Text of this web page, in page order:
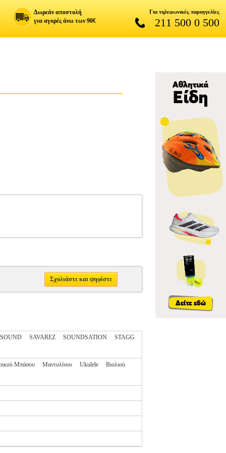
Δωρεάν αποστολή
για αγορές άνω των 90€
Για τηλεφωνικές παραγγελίες
211 500 0 500
Σχολιάστε και ψηφίστε
SAVAREZ SOUNDSATION
STAGG
Μπάσου Μαντολίνου Ukulele
Βιολιού